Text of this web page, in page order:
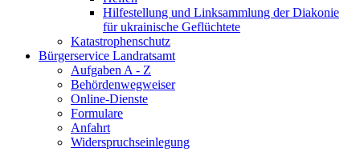
Hilfestellung und Linksammlung der Diakonie
für ukrainische Geflüchtete
Katastrophenschutz
Bürgerservice Landratsamt
Aufgaben A - Z
Behördenwegweiser
Online-Dienste
Formulare
Anfahrt
Widerspruchseinlegung